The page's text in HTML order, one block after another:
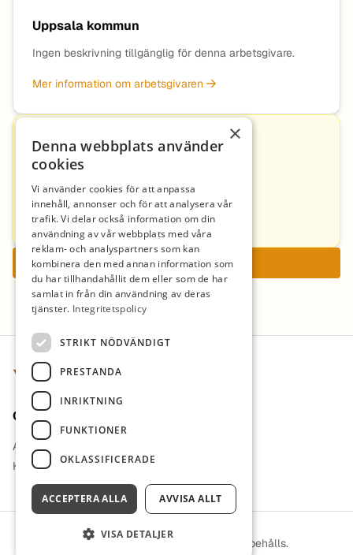
Uppsala kommun
Ingen beskrivning tillgänglig för denna arbetsgivare.
Mer information om arbetsgivaren
Kontakt
Pernilla Jacobson
Pernilla.Jacobson@uppsala.se
Ansök nu
Sidfot
Om oss
Arbetsgivare i fokus
Kontakt
© 2026 ViLärare. Alla rättigheter förbehålls.
×
Denna webbplats använder
cookies
Vi använder cookies för att anpassa
innehåll, annonser och för att analysera vår
trafik. Vi delar också information om din
användning av vår webbplats med våra
reklam- och analyspartners som kan
kombinera den med annan information som
du har tillhandahållit dem eller som de har
samlat in från din användning av deras
tjänster. Integritetspolicy
STRIKT NÖDVÄNDIGT
PRESTANDA
INRIKTNING
FUNKTIONER
OKLASSIFICERADE
ACCEPTERA ALLA AVVISA ALLT
VISA DETALJER